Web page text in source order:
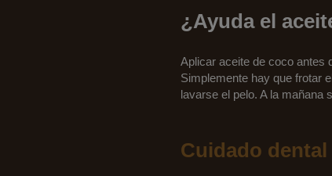
¿Ayuda el
Aplicar aceite de coco antes
Simplemente hay que frotar
lavarse el pelo. A la mañana
Cuidado dental